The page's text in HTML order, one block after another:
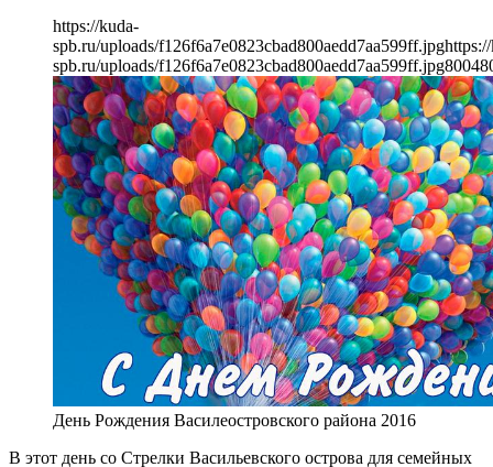
https://kuda-
spb.ru/uploads/f126f6a7e0823cbad800aedd7aa599ff.jpg
spb.ru/uploads/f126f6a7e0823cbad800aedd7aa599ff.jpg800
День Рождения Василеостровского района 2016
В этот день со Стрелки Васильевского острова для семейных